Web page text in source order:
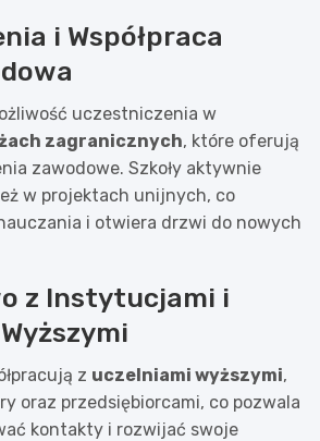
i Współpraca
uczestniczenia w
zagranicznych, które oferują
zawodowe. Szkoły aktywnie
w projektach unijnych, co
i otwiera drzwi do nowych
z Instytucjami i
z uczelniami wyższymi,
oraz przedsiębiorcami, co pozwala
kontakty i rozwijać swoje